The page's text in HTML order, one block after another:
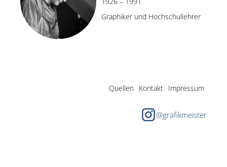
Graphiker und Hochschullehrer
Quellen Kontakt Impressum
@grafikmeister